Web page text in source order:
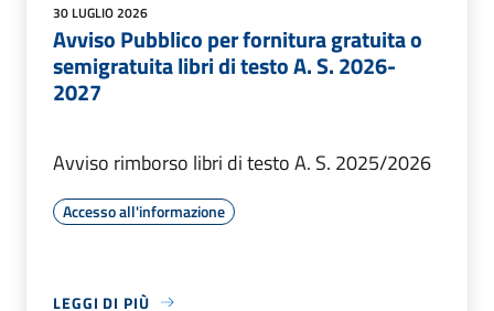
30 LUGLIO 2026
Avviso Pubblico per fornitura gratuita o
semigratuita libri di testo A. S. 2026-
2027
Avviso rimborso libri di testo A. S. 2025/2026
Accesso all'informazione
LEGGI DI PIÙ